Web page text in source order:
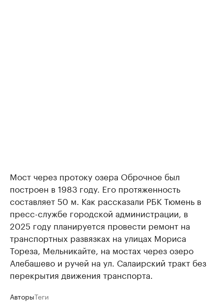
Мост через протоку озера Оброчное был
построен в 1983 году. Его протяженность
составляет 50 м. Как рассказали РБК Тюмень в
пресс-службе городской администрации, в
2025 году планируется провести ремонт на
транспортных развязках на улицах Мориса
Тореза, Мельникайте, на мостах через озеро
Алебашево и ручей на ул. Салаирский тракт без
перекрытия движения транспорта.
АвторыТеги